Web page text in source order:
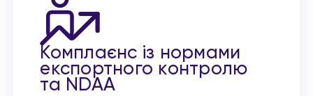
Комплаєнс із нормами
експортного контролю
та NDAA